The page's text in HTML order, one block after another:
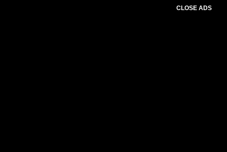
CLOSE ADS